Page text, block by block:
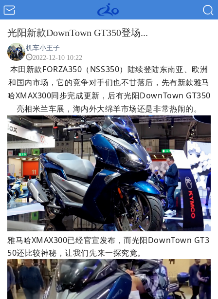
光阳新款DownTown GT350登场...
机车小王子
2022-12-10 10:22
本田新款FORZA350（NSS350）陆续登陆东南亚、欧洲
和国内市场，它的竞争对手们也不甘落后，先有新款雅马
哈XMAX300同步完成更新，后有光阳DownTown GT350
亮相米兰车展，海内外大绵羊市场还是非常热闹的。
雅马哈XMAX300已经官宣发布，而光阳DownTown GT3
50还比较神秘，让我们先来一探究竟。